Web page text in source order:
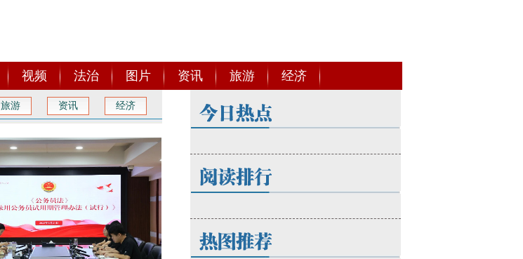
视频 法治 图片 资讯 旅游 经济
旅游 资讯 经济